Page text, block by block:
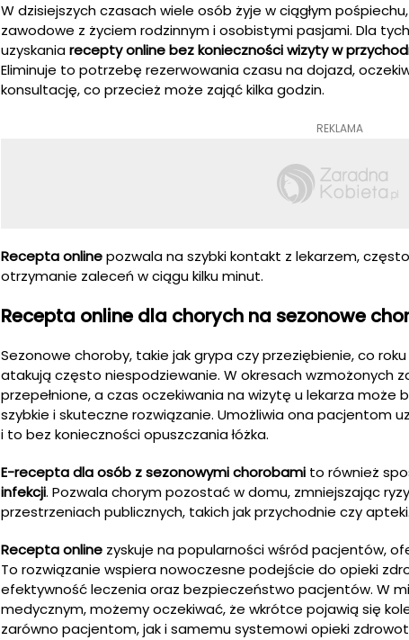
W dzisiejszych czasach wiele osób żyje w ciągłym
zawodowe z życiem rodzinnym i osobistymi pasjami. Dla
uzyskaniarecepty online bez konieczności wizyty w
Eliminuje to potrzebę rezerwowania czasu na dojazd,
konsultację, co przecież może zająć kilka godzin.
REKLAMA
Recepta onlinepozwala na szybki kontakt z lekarzem,
otrzymanie zaleceń w ciągu kilku minut.
Recepta online dla chorych na sezonowe
Sezonowe choroby, takie jak grypa czy przeziębienie, co
atakują często niespodziewanie. W okresach wzmożonych
przepełnione, a czas oczekiwania na wizytę u lekarza może
szybkie i skuteczne rozwiązanie. Umożliwia ona pacjentom
i to bez konieczności opuszczania łóżka.
E-recepta dla osób z sezonowymi chorobami to również
infekcji. Pozwala chorym pozostać w domu, zmniejszając
przestrzeniach publicznych, takich jak przychodnie czy apteki.
Recepta online zyskuje na popularności wśród pacjentów,
To rozwiązanie wspiera nowoczesne podejście do opieki
efektywność leczenia oraz bezpieczeństwo pacjentów. W
medycznym, możemy oczekiwać, że wkrótce pojawią się
zarówno pacjentom, jak i samemu systemowi opieki